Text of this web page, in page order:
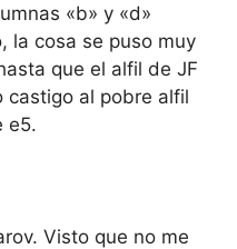
«b» y «d»
la cosa se puso muy
que el alfil de JF
castigo al pobre alfil
e5.
Visto que no me